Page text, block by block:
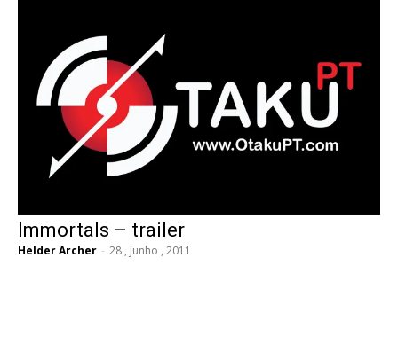
Immortals – trailer
Helder Archer - 28 , Junho , 2011